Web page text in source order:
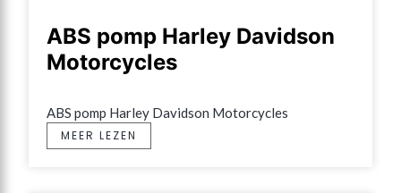
ABS pomp Harley Davidson
Motorcycles
ABS pomp Harley Davidson Motorcycles
MEER LEZEN